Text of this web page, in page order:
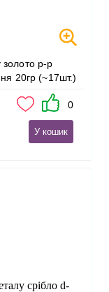
20гр (~17шт.)
0
У кошик